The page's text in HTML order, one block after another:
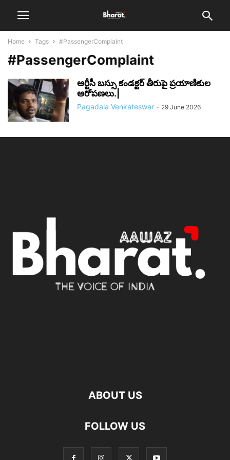
Home Tags #PassengerComplaint
#PassengerComplaint
ఆర్టీసీ బస్సు కండక్టర్ తీరుపై ప్రయాణికుల
ఆరోపణలు.|
Pagadala Venkateswar - 29 June 2026
ABOUT US
FOLLOW US